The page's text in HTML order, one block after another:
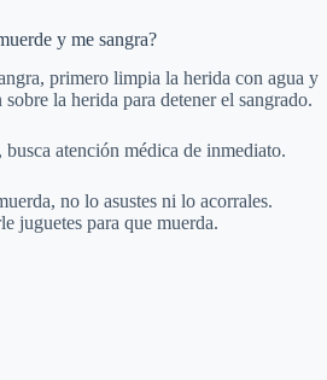
y me sangra?
primero limpia la herida con agua y
la herida para detener el sangrado.
busca atención médica de inmediato.
no lo asustes ni lo acorrales.
juguetes para que muerda.